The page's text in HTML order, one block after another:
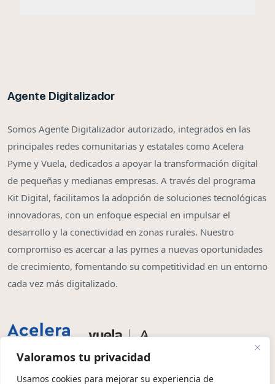
Valoramos tu privacidad
Usamos cookies para mejorar su experiencia de
Agente Digitalizador
Somos Agente Digitalizador autorizado, integrados en las
principales redes comunitarias y estatales como Acelera
Pyme y Vuela, dedicados a apoyar la transformación digital
de pequeñas y medianas empresas. A través del programa
Kit Digital, facilitamos la adopción de soluciones tecnológicas
innovadoras, con un enfoque especial en impulsar el
desarrollo y la conectividad en zonas rurales. Nuestro
compromiso es acercar a las pymes a nuevas oportunidades
de crecimiento, fomentando su competitividad en un entorno
cada vez más digitalizado.